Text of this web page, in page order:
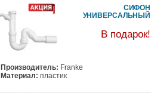
СИФОН
УНИВЕРСАЛЬНЫЙ
В подарок!
Производитель: Franke
Материал: пластик